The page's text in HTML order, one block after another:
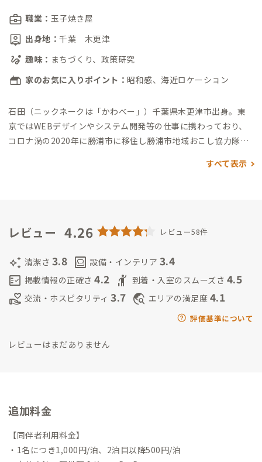
職業： 玉子焼き屋
出身地： 千葉 木更津
趣味： まちづくり、政策研究
家のお気に入りポイント： 昭和感、海近ロケーション
石田（ニックネークは「かわべー」） 千葉県木更津市出身。 東
京ではWEBデザインやシステム開発等の仕事に携わっており、
コロナ渦の2020年に勝浦市に移住し勝浦市地域おこし協力隊と
また、同市における地域課題解決に向け
根柢思想となる、「全国創生」「人口シェアリング」「関係人
に惹かれ、シェアハウスの一部を2021年8月よりADDressとし
て運用する事に。
家守は、勝浦朝市でだし巻き卵を販売してい
ますので、朝市で見かけた際にはお声掛けください。（雨天・強
風時を除く土曜、日曜日のみ）
すべて表示
レビュー 4.26 レビュー58件
auto_awesome 清潔さ 3.8 living 設備・インテリア 3.4
fact_check 掲載情報の正確さ 4.2 hail 到着・入室のスムーズさ 4.5
volunteer_activism 交流・ホスピタリティ 3.7 travel_explore エリアの満足度 4.1
評価基準について
レビューはまだありません
追加料金
【同伴者利用料金】
・1名につき1,000円/泊、2泊目以降500円/泊